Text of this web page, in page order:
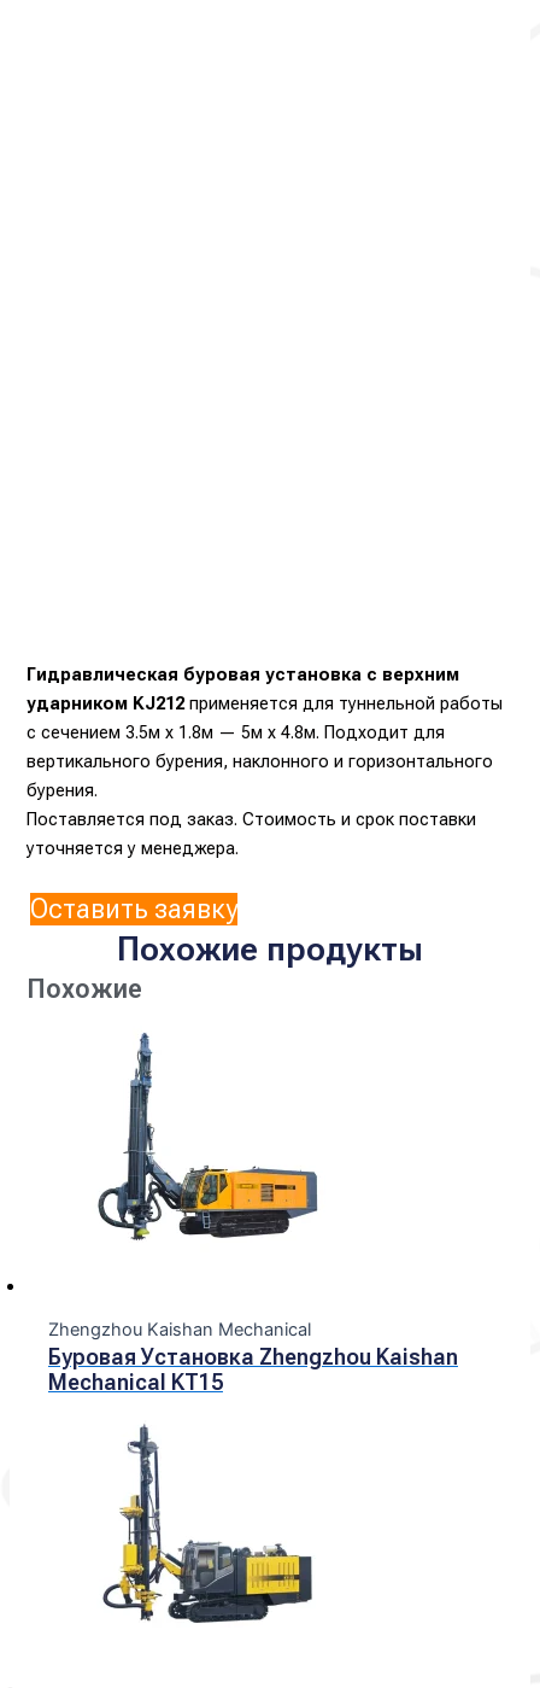
Гидравлическая буровая установка с верхним
ударником KJ212применяется для туннельной работы
с сечением 3.5м х 1.8м — 5м х 4.8м. Подходит для
вертикального бурения, наклонного и горизонтального
бурения.
Поставляется под заказ. Стоимость и срок поставки
уточняется у менеджера.
Оставить заявку
Похожие продукты
Похожие
Zhengzhou Kaishan Mechanical
Буровая Установка Zhengzhou Kaishan
Mechanical KT15